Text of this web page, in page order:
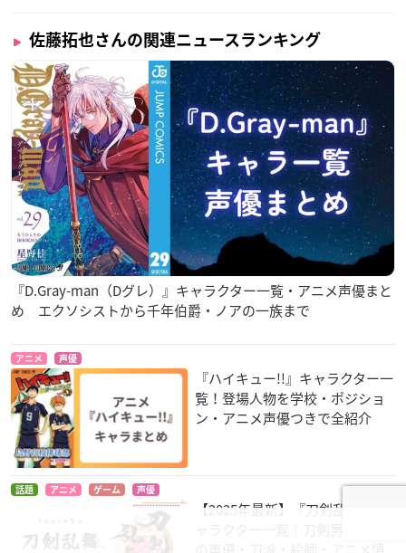
佐藤拓也さんの関連ニュースランキング
『D.Gray-man（Dグレ）』キャラクター一覧・アニメ声優まと
め エクソシストから千年伯爵・ノアの一族まで
アニメ 声優
『ハイキュー!!』キャラクター一
覧！登場人物を学校・ポジショ
ン・アニメ声優つきで全紹介
話題 アニメ ゲーム 声優
【2025年最新】『刀剣乱舞』キ